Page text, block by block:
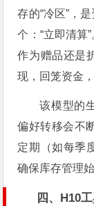
存的“冷区”，
个：“立即清算
作为赠品还是
现，回笼资金
该模型的
偏好转移会不
定期（如每季
确保库存管理
四、H10